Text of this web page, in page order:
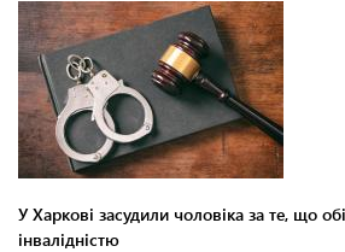
У Харкові засудили чоловіка за те, що
інвалідністю